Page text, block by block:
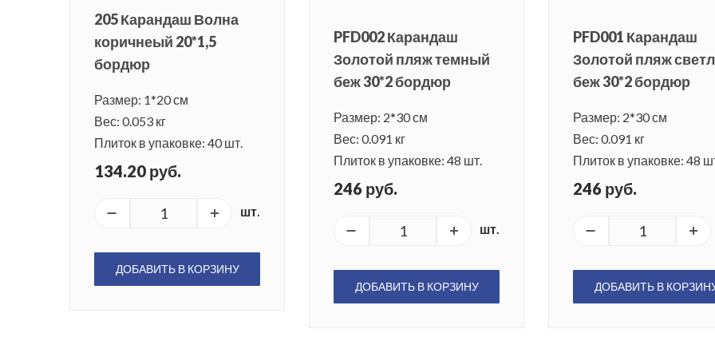
205 Карандаш Волна
коричнеый 20*1,5
бордюр
Размер: 1*20 см
Вес: 0.053 кг
Плиток в упаковке: 40 шт.
134.20 руб.
шт.
ДОБАВИТЬ В КОРЗИНУ
PFD002 Карандаш
Золотой пляж темный
беж 30*2 бордюр
Размер: 2*30 см
Вес: 0.091 кг
Плиток в упаковке: 48 шт.
246 руб.
шт.
ДОБАВИТЬ В КОРЗИНУ
PFD001 Карандаш
Золотой пляж
беж 30*2 бордюр
Размер: 2*30 см
Вес: 0.091 кг
Плиток в упаковке: 48
246 руб.
ДОБАВИТЬ В